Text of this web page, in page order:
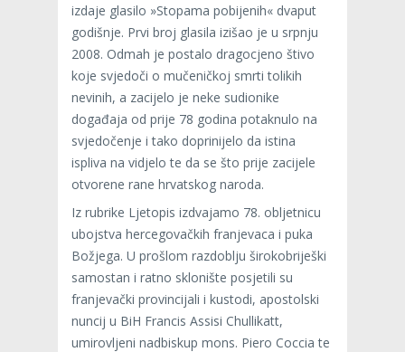
izdaje glasilo »Stopama pobijenih« dvaput
godišnje. Prvi broj glasila izišao je u srpnju
2008. Odmah je postalo dragocjeno štivo
koje svjedoči o mučeničkoj smrti tolikih
nevinih, a zacijelo je neke sudionike
događaja od prije 78 godina potaknulo na
svjedočenje i tako doprinijelo da istina
ispliva na vidjelo te da se što prije zacijele
otvorene rane hrvatskog naroda.
Iz rubrike Ljetopis izdvajamo 78. obljetnicu
ubojstva hercegovačkih franjevaca i puka
Božjega. U prošlom razdoblju širokobriješki
samostan i ratno sklonište posjetili su
franjevački provincijali i kustodi, apostolski
nuncij u BiH Francis Assisi Chullikatt,
umirovljeni nadbiskup mons. Piero Coccia te